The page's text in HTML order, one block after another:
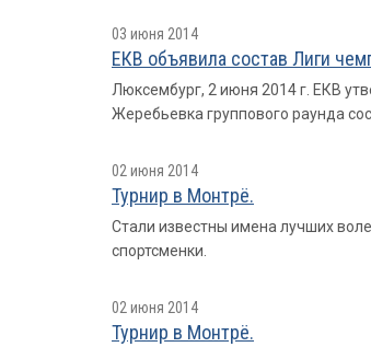
03 июня 2014
ЕКВ объявила состав Лиги
Люксембург, 2 июня 2014 г. ЕКВ
Жеребьевка группового раунда
02 июня 2014
Турнир в Монтрё.
Стали известны имена лучших
спортсменки.
02 июня 2014
Турнир в Монтрё.